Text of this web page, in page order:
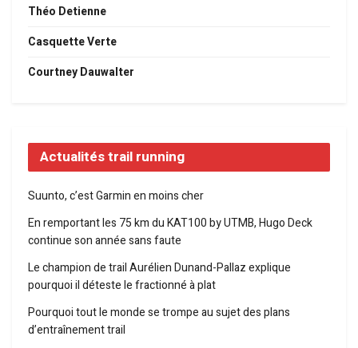
Théo Detienne
Casquette Verte
Courtney Dauwalter
Actualités trail running
Suunto, c’est Garmin en moins cher
En remportant les 75 km du KAT100 by UTMB, Hugo Deck
continue son année sans faute
Le champion de trail Aurélien Dunand-Pallaz explique
pourquoi il déteste le fractionné à plat
Pourquoi tout le monde se trompe au sujet des plans
d’entraînement trail